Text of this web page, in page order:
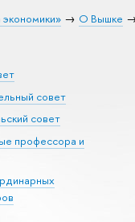
О Вышке
совет
совет
профессора и